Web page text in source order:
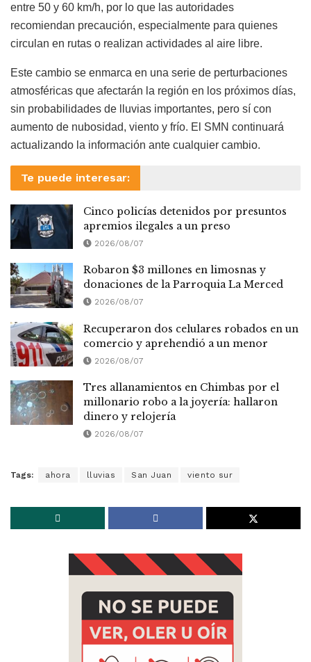
entre 50 y 60 km/h, por lo que las autoridades
recomiendan precaución, especialmente para quienes
circulan en rutas o realizan actividades al aire libre.
Este cambio se enmarca en una serie de perturbaciones
atmosféricas que afectarán la región en los próximos días,
sin probabilidades de lluvias importantes, pero sí con
aumento de nubosidad, viento y frío. El SMN continuará
actualizando la información ante cualquier cambio.
Te puede interesar:
Cinco policías detenidos por presuntos
apremios ilegales a un preso
2026/08/07
Robaron $3 millones en limosnas y
donaciones de la Parroquia La Merced
2026/08/07
Recuperaron dos celulares robados en un
comercio y aprehendió a un menor
2026/08/07
Tres allanamientos en Chimbas por el
millonario robo a la joyería: hallaron
dinero y relojería
2026/08/07
Tags: ahora lluvias San Juan viento sur